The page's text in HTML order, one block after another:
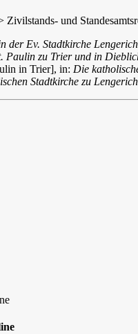
und
der Ev. Stadtkirche Lengerich
Paulin zu Trier und in
in Trier], in: Die
Stadtkirche zu Lengerich